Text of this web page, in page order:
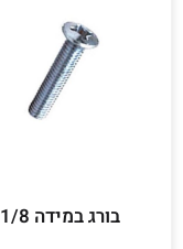
בורג במידה 1/8